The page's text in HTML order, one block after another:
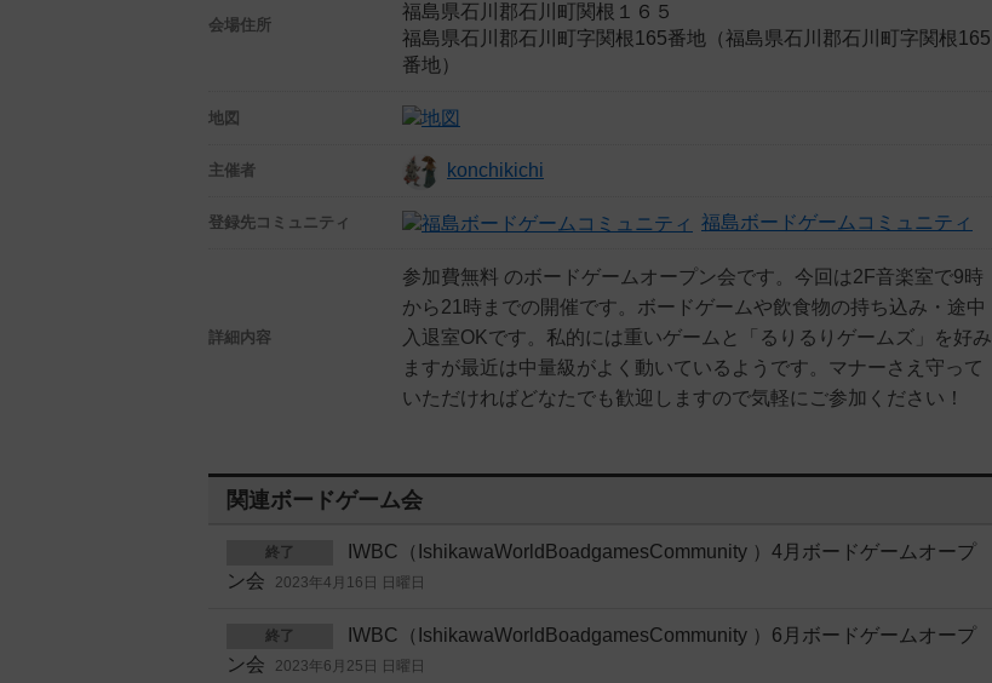
会場住所
福島県石川郡石川町関根１６５
福島県石川郡石川町字関根165番地（福島県石川郡石川町字関根165
番地）
地図
主催者 konchikichi
登録先コミュニティ 福島ボードゲームコミュニティ
詳細内容
参加費無料 のボードゲームオープン会です。今回は2F音楽室で9時
から21時までの開催です。ボードゲームや飲食物の持ち込み・途中
入退室OKです。私的には重いゲームと「るりるりゲームズ」を好み
ますが最近は中量級がよく動いているようです。マナーさえ守って
いただければどなたでも歓迎しますので気軽にご参加ください！
関連ボードゲーム会
終了
IWBC（IshikawaWorldBoadgamesCommunity ）4月ボードゲームオープ
ン会
2023年4月16日 日曜日
終了
IWBC（IshikawaWorldBoadgamesCommunity ）6月ボードゲームオープ
ン会
2023年6月25日 日曜日